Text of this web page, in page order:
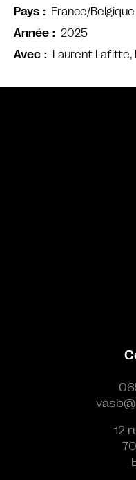
Avec Laurent Lafitte,
Pays
France/Belgique
Année
2025
12